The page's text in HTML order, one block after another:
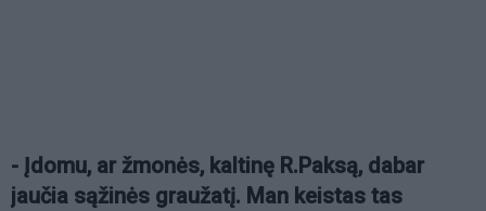
- Įdomu, ar žmonės, kaltinę R.Paksą, dabar
jaučia sąžinės graužatį. Man keistas tas